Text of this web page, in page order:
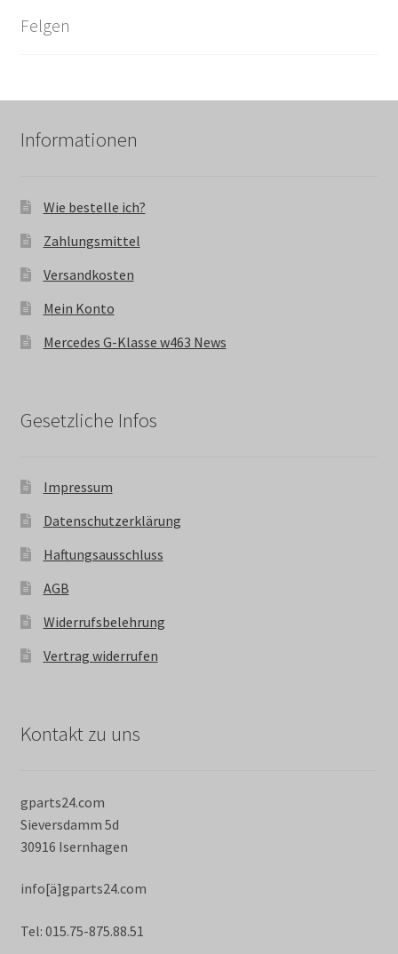
Felgen
Informationen
Wie bestelle ich?
Zahlungsmittel
Versandkosten
Mein Konto
Mercedes G-Klasse w463 News
Gesetzliche Infos
Impressum
Datenschutzerklärung
Haftungsausschluss
AGB
Widerrufsbelehrung
Vertrag widerrufen
Kontakt zu uns
gparts24.com
Sieversdamm 5d
30916 Isernhagen
info[ä]gparts24.com
Tel: 015.75-875.88.51